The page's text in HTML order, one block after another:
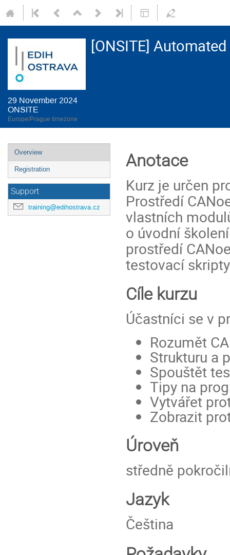
[ONSITE]
29 November 2024
ONSITE
Europe/Prague timezone
Event
menu
Overview
Registration
Support
training@edihostrava.cz
Anotace
Kurz je určen
Prostředí
vlastních
o úvodní
prostředí
testovací
Cíle kurzu
Účastníci se v
Rozumět
Strukturu a
Spouštět
Tipy na
Vytvářet
Zobrazit
Úroveň
středně
Jazyk
Čeština